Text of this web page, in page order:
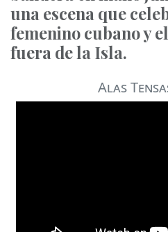
una escena que
femenino cubano y
fuera de la Isla.
Alas